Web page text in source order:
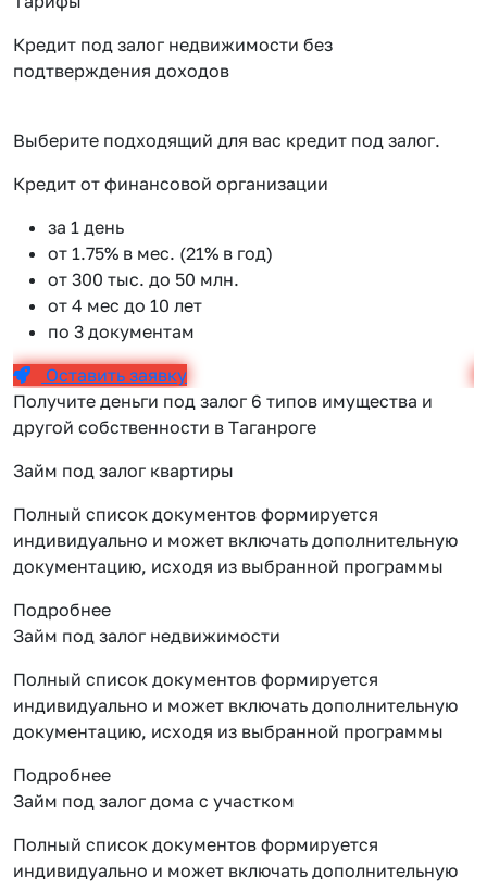
Кредит под залог недвижимости без
подтверждения доходов
Выберите подходящий для вас кредит под залог.
Кредит от финансовой организации
за 1 день
от 1.75% в мес. (21% в год)
от 300 тыс. до 50 млн.
от 4 мес до 10 лет
по 3 документам
Оставить заявку
Получите деньги под залог 6 типов имущества и
другой собственности в Таганроге
Займ под залог квартиры
Полный список документов формируется
индивидуально и может включать дополнительную
документацию, исходя из выбранной программы
Подробнее
Займ под залог недвижимости
Полный список документов формируется
индивидуально и может включать дополнительную
документацию, исходя из выбранной программы
Подробнее
Займ под залог дома с участком
Полный список документов формируется
индивидуально и может включать дополнительную